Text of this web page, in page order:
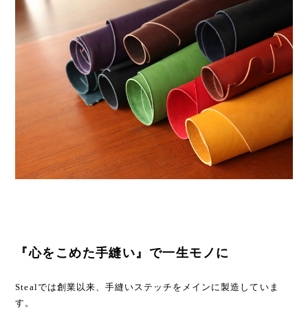
『心をこめた手縫い』で一生モノに
Stealでは創業以来、手縫いステッチをメインに製造していま
す。